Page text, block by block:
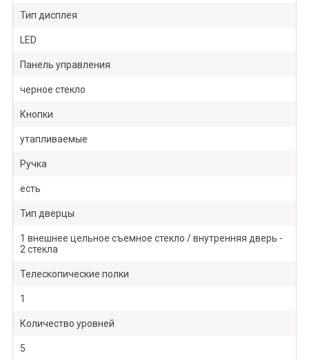
Тип дисплея
LED
Панель управления
черное стекло
Кнопки
утапливаемые
Ручка
есть
Тип дверцы
1 внешнее цельное съемное стекло / внутренняя дверь -
2 стекла
Телескопические полки
1
Количество уровней
5